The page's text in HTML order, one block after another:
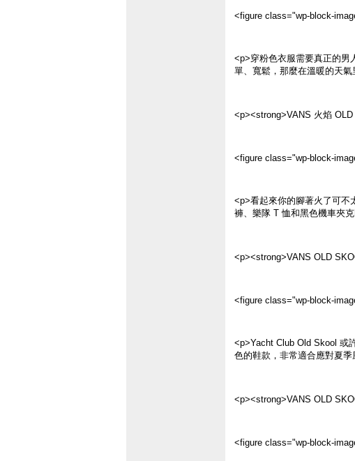
<figure class="wp-block-
<p>穿粉色衣服需要真正的男
單、寬鬆，那麼在溫暖的天
<p><strong>VANS 火焰
<figure class="wp-block-
<p>看起來你的腳著火了可不
褲、樂隊 T 恤和黑色機車夾
<p><strong>VANS OLD
<figure class="wp-block-
<p>Yacht Club Old Skool 或
色的鞋款，非常適合應對夏季
<p><strong>VANS OLD
<figure class="wp-block-